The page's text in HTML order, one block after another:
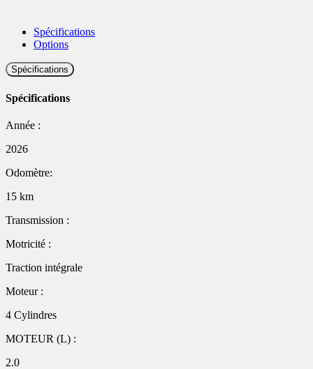
Spécifications
Options
Spécifications
Spécifications
Année :
2026
Odomètre:
15 km
Transmission :
Motricité :
Traction intégrale
Moteur :
4 Cylindres
MOTEUR (L) :
2.0